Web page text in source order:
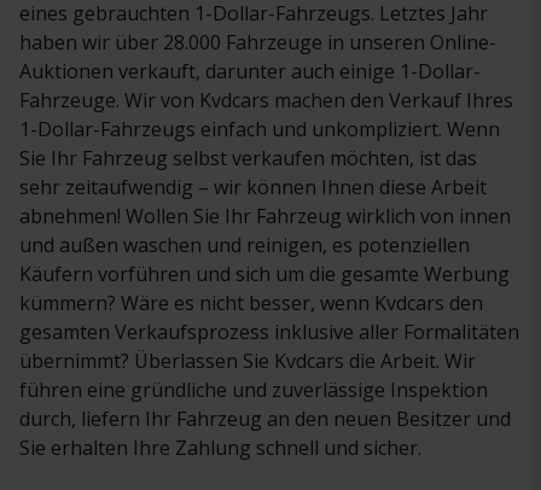
eines gebrauchten 1-Dollar-Fahrzeugs. Letztes Jahr
haben wir über 28.000 Fahrzeuge in unseren Online-
Auktionen verkauft, darunter auch einige 1-Dollar-
Fahrzeuge. Wir von Kvdcars machen den Verkauf Ihres
1-Dollar-Fahrzeugs einfach und unkompliziert. Wenn
Sie Ihr Fahrzeug selbst verkaufen möchten, ist das
sehr zeitaufwendig – wir können Ihnen diese Arbeit
abnehmen! Wollen Sie Ihr Fahrzeug wirklich von innen
und außen waschen und reinigen, es potenziellen
Käufern vorführen und sich um die gesamte Werbung
kümmern? Wäre es nicht besser, wenn Kvdcars den
gesamten Verkaufsprozess inklusive aller Formalitäten
übernimmt? Überlassen Sie Kvdcars die Arbeit. Wir
führen eine gründliche und zuverlässige Inspektion
durch, liefern Ihr Fahrzeug an den neuen Besitzer und
Sie erhalten Ihre Zahlung schnell und sicher.